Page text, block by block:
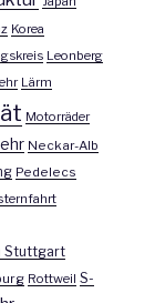
Korea
Leonberg
Lärm
Motorräder
Neckar-Alb
Pedelecs
Stuttgart
Rottweil S-